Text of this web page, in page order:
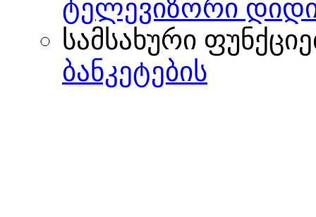
ტელევიზორი
სამსახური
ბანკეტების